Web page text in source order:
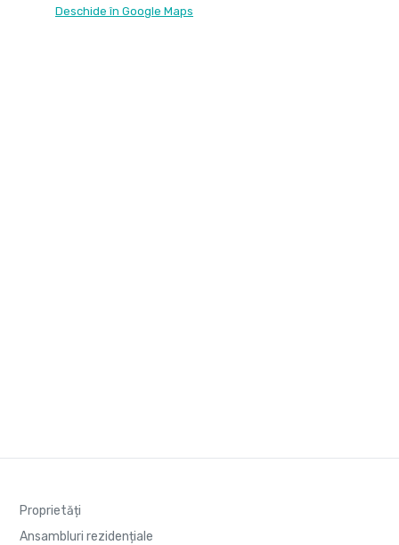
Deschide în Google Maps
Proprietăți
Ansambluri rezidențiale